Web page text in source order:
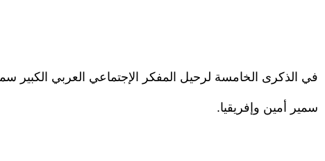
في الذكرى الخامسة لرحيل المفكر الإجتماعي العربي الكبير
سمير أمين وإفريقيا.